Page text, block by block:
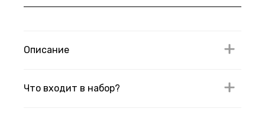
Описание
Что входит в набор?